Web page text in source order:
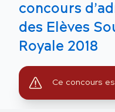
concours
des Elèves
Royale 2018
Ce concours